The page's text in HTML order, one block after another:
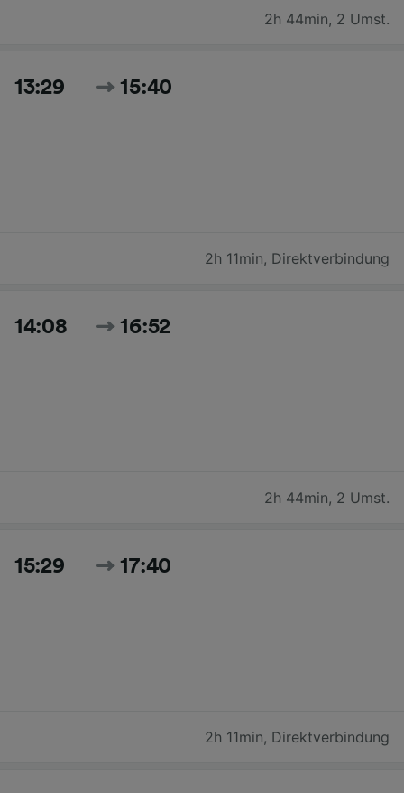
2h 44min, 2 Umst.
13:29 15:40
2h 11min, Direktverbindung
14:08 16:52
2h 44min, 2 Umst.
15:29 17:40
2h 11min, Direktverbindung